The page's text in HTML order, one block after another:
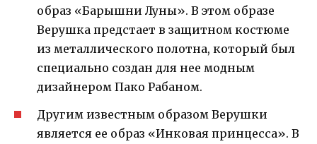
образ «Барышни Луны». В этом образе
Верушка предстает в защитном костюме
из металлического полотна, который был
специально создан для нее модным
дизайнером Пако Рабаном.
Другим известным образом Верушки
является ее образ «Инковая принцесса». В